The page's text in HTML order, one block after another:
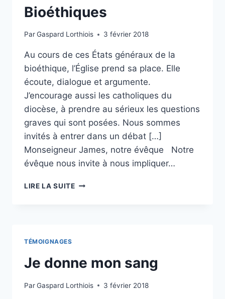
Bioéthiques
ParGaspard Lorthiois 3 février 2018
Au cours de ces États généraux de la
bioéthique, l’Église prend sa place. Elle
écoute, dialogue et argumente.
J’encourage aussi les catholiques du
diocèse, à prendre au sérieux les questions
graves qui sont posées. Nous sommes
invités à entrer dans un débat […]
Monseigneur James, notre évêque Notre
évêque nous invite à nous impliquer…
LIRE LA SUITEOUVERTURE
DES
BIOÉTHIQUES
TÉMOIGNAGES
Je donne mon sang
ParGaspard Lorthiois 3 février 2018